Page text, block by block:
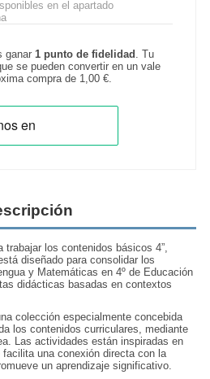
en el apartado
ganar1 punto de fidelidad . Tu
se pueden convertir en un vale
compra de 1,00 €.
trabajar los contenidos básicos 4”,
diseñado para consolidar los
y Matemáticas en 4º de Educación
didácticas basadas en contextos
colección especialmente concebida
los contenidos curriculares, mediante
Las actividades están inspiradas en
una conexión directa con la
un aprendizaje significativo.